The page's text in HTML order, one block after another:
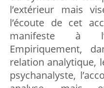
l’extérieur mais
l’écoute de cet
manifeste à
Empiriquement,
relation analytique,
psychanalyste,